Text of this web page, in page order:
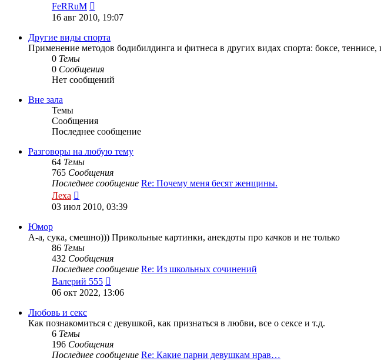
FeRRuM
к
сообщению
16 авг 2010, 19:07
Другие виды спорта
Применение методов бодибилдинга и фитнеса в других видах спорта: боксе, теннисе,
0 Темы
0 Сообщения
Нет сообщений
Вне зала
Темы
Сообщения
Последнее сообщение
Разговоры на любую тему
64 Темы
765 Сообщения
Последнее сообщение Re: Почему меня бесят женщины.
Леха
к
03 июл 2010, 03:39
Юмор
А-а, сука, смешно))) Прикольные картинки, анекдоты про качков и не только
86 Темы
432 Сообщения
Последнее сообщение Re: Из школьных сочинений
Валерий 555
к
06 окт 2022, 13:06
Любовь и секс
Как познакомиться с девушкой, как признаться в любви, все о сексе и т.д.
6 Темы
196 Сообщения
Последнее сообщение Re: Какие парни девушкам нрав…